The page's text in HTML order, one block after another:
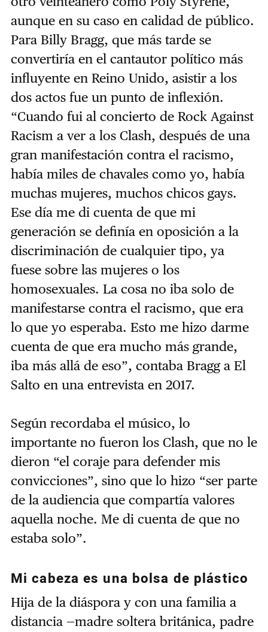
aunque en su caso en calidad de público.
Para Billy Bragg, que más tarde se
convertiría en el cantautor político más
influyente en Reino Unido, asistir a los
dos actos fue un punto de inflexión.
“Cuando fui al concierto de Rock Against
Racism a ver a los Clash, después de una
gran manifestación contra el racismo,
había miles de chavales como yo, había
muchas mujeres, muchos chicos gays.
Ese día me di cuenta de que mi
generación se definía en oposición a la
discriminación de cualquier tipo, ya
fuese sobre las mujeres o los
homosexuales. La cosa no iba solo de
manifestarse contra el racismo, que era
lo que yo esperaba. Esto me hizo darme
cuenta de que era mucho más grande,
iba más allá de eso”, contaba Bragg a El
Salto en una entrevista en 2017.
Según recordaba el músico, lo
importante no fueron los Clash, que no le
dieron “el coraje para defender mis
convicciones”, sino que lo hizo “ser parte
de la audiencia que compartía valores
aquella noche. Me di cuenta de que no
estaba solo”.
Mi cabeza es una bolsa de plástico
Hija de la diáspora y con una familia a
distancia —madre soltera británica, padre